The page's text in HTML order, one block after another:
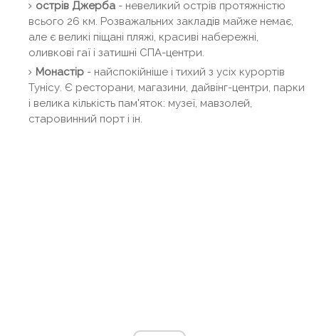
острів Джерба - невеликий острів протяжністю
всього 26 км. Розважальних закладів майже немає,
але є великі піщані пляжі, красиві набережні,
оливкові гаї і затишні СПА-центри.
Монастір - найспокійніше і тихий з усіх курортів
Тунісу. Є ресторани, магазини, дайвінг-центри, парки
і велика кількість пам'яток: музеї, мавзолей,
старовинний порт і ін.